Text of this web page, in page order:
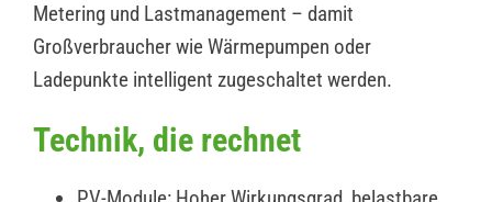
Metering und Lastmanagement – damit
Großverbraucher wie Wärmepumpen oder
Ladepunkte intelligent zugeschaltet werden.
Technik, die rechnet